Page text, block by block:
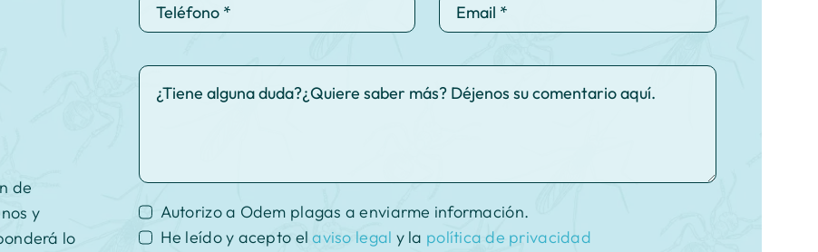
de
y
lo
Autorizo a Odem plagas a enviarme información.
He leído y acepto elaviso legal y la política de privacidad